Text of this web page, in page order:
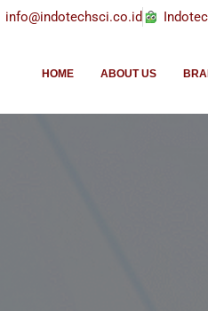
info@indotechsci.co.id
HOME ABOUT US